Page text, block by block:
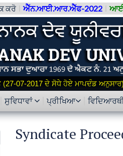
ਕਰੋ ਐੱਨ.ਆਈ.ਆਰ.ਐੱਫ-2022
(27-07-2017 ਦੇ ਸੋਧੇ ਹੋਏ ਮਾਪਦੰਡ
ਸੁਵਿਧਾਵਾਂ ਪ੍ਰੀਖਿਆ
Syndicate